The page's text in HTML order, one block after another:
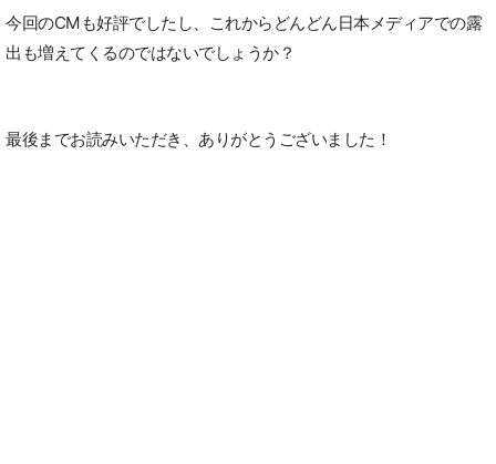
今回のCMも好評でしたし、これからどんどん日本メディアでの露
出も増えてくるのではないでしょうか？
最後までお読みいただき、ありがとうございました！